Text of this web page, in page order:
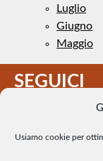
Usiamo cookie per
Luglio
Giugno
Maggio
SEGUICI